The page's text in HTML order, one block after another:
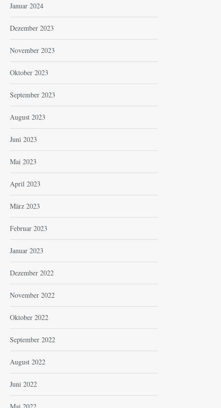
Januar 2024
Dezember 2023
November 2023
Oktober 2023
September 2023
August 2023
Juni 2023
Mai 2023
April 2023
März 2023
Februar 2023
Januar 2023
Dezember 2022
November 2022
Oktober 2022
September 2022
August 2022
Juni 2022